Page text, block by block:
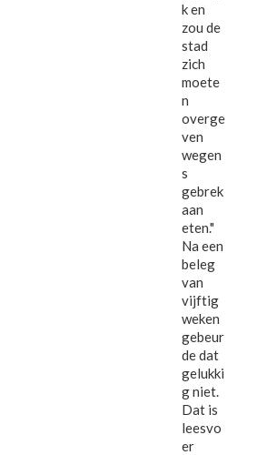
k en
zou de
stad
zich
moete
n
overge
ven
wegen
s
gebrek
aan
eten."
Na een
beleg
van
vijftig
weken
gebeur
de dat
gelukki
g niet.
Dat is
leesvo
er